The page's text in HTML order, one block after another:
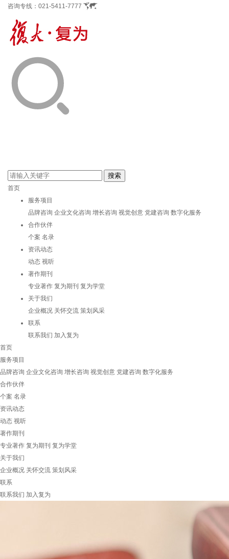
咨询专线： 021-5411-7777
首页
服务项目
品牌咨询 企业文化咨询 增长咨询 视觉创意 党建咨询 数字化服务
合作伙伴
个案 名录
资讯动态
动态 视听
著作期刊
专业著作 复为期刊 复为学堂
关于我们
企业概况 关怀交流 策划风采
联系
联系我们 加入复为
首页
服务项目
品牌咨询 企业文化咨询 增长咨询 视觉创意 党建咨询 数字化服务
合作伙伴
个案 名录
资讯动态
动态 视听
著作期刊
专业著作 复为期刊 复为学堂
关于我们
企业概况 关怀交流 策划风采
联系
联系我们 加入复为